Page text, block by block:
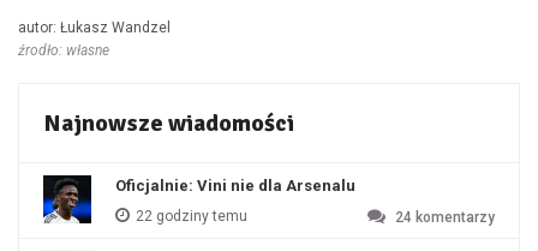
autor: Łukasz Wandzel
źrodło: własne
Najnowsze wiadomości
Oficjalnie: Vini nie dla Arsenalu
22 godziny temu 24 komentarzy